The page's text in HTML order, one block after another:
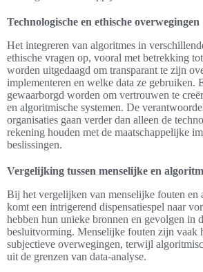
Technologische en ethische overwegingen
Het integreren van algoritmes in
ethische vragen op, vooral met betrekking
worden uitgedaagd om transparant te zijn
implementeren en welke data ze gebruiken.
gewaarborgd worden om vertrouwen te
en algoritmische systemen. De
organisaties gaan verder dan alleen de
rekening houden met de maatschappelijke
beslissingen.
Vergelijking tussen menselijke en
Bij het vergelijken van menselijke fouten en
komt een intrigerend dispensatiespel naar
hebben hun unieke bronnen en gevolgen in
besluitvorming. Menselijke fouten zijn vaak
subjectieve overwegingen, terwijl
uit de grenzen van data-analyse.